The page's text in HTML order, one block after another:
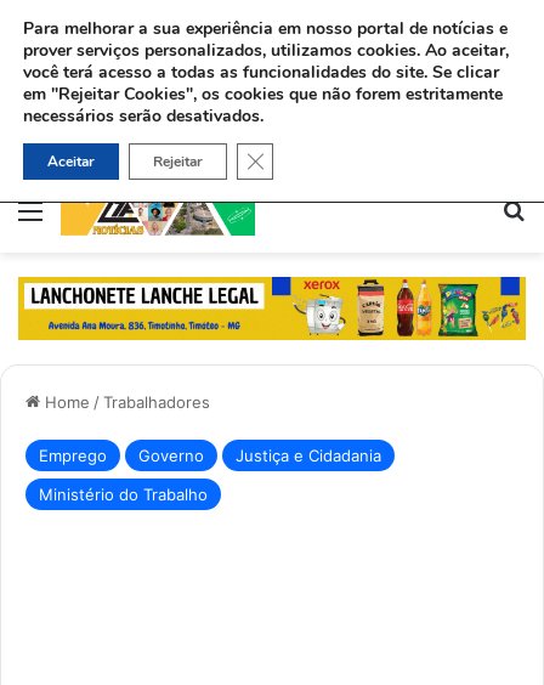
Menu
Home /Trabalhadores
Emprego Governo
Justiça e Cidadania
Ministério do Trabalho
Para melhorar a sua experiência em nosso portal de notícias e
prover serviços personalizados, utilizamos cookies. Ao aceitar,
você terá acesso a todas as funcionalidades do site. Se clicar
em "Rejeitar Cookies", os cookies que não forem estritamente
necessários serão desativados.
Aceitar Rejeitar Close GDPR Cookie Banner